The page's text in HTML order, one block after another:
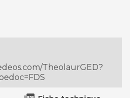
TheolaurGED?